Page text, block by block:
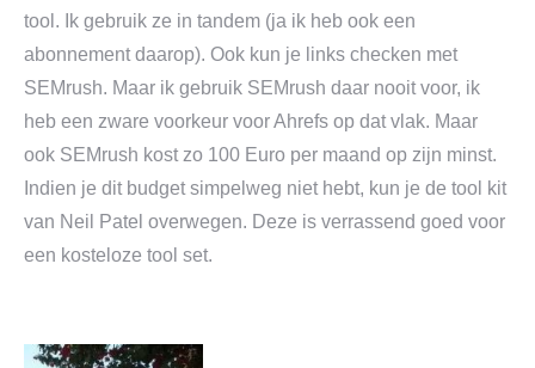
tool. Ik gebruik ze in tandem (ja ik heb ook een
abonnement daarop). Ook kun je links checken met
SEMrush. Maar ik gebruik SEMrush daar nooit voor, ik
heb een zware voorkeur voor Ahrefs op dat vlak. Maar
ook SEMrush kost zo 100 Euro per maand op zijn minst.
Indien je dit budget simpelweg niet hebt, kun je de tool kit
van Neil Patel overwegen. Deze is verrassend goed voor
een kosteloze tool set.